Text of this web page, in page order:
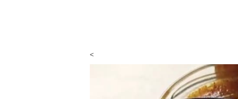
<